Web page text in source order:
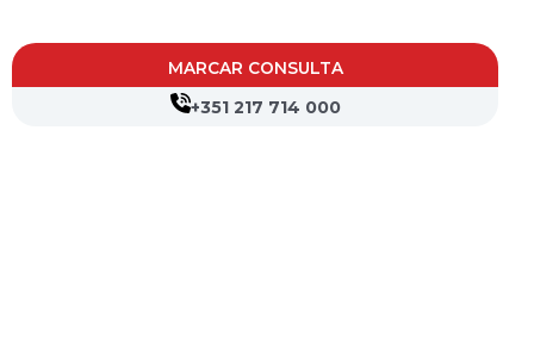
MARCAR CONSULTA
+351 217 714 000